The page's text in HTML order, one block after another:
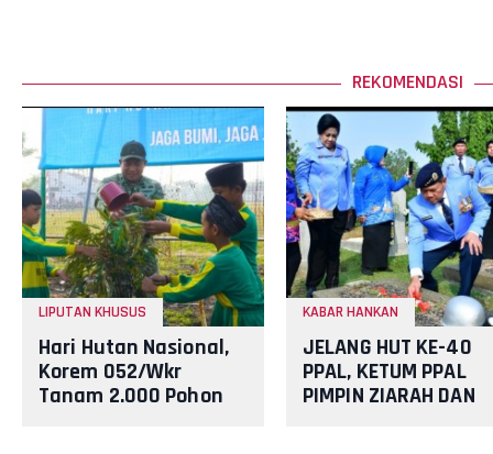
REKOMENDASI
LIPUTAN KHUSUS
Hari Hutan Nasional,
Korem 052/Wkr
Tanam 2.000 Pohon
KABAR HANKAN
JELANG HUT KE-40
PPAL, KETUM PPAL
PIMPIN ZIARAH DAN